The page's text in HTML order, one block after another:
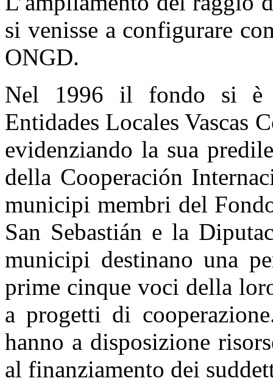
si venisse a configurare
ONGD.
Nel 1996 il fondo si è
Entidades Locales Vascas
evidenziando la sua
della Cooperación
municipi membri del
San Sebastián e la
municipi destinano una
prime cinque voci della
a progetti di
hanno a disposizione
al finanziamento dei